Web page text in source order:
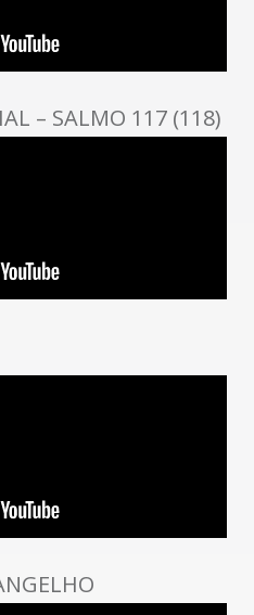
– SALMO 117 (118)